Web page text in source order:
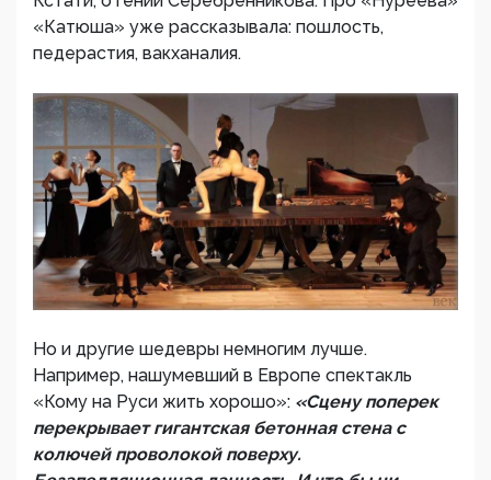
«Катюша» уже рассказывала: пошлость,
педерастия, вакханалия.
Но и другие шедевры немногим лучше.
Например, нашумевший в Европе спектакль
«Кому на Руси жить хорошо»: «Сцену поперек
перекрывает гигантская бетонная стена с
колючей проволокой поверху.